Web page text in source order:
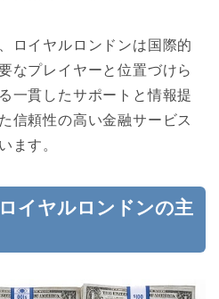
ロイヤルロンドンは国際的
なプレイヤーと位置づけら
一貫したサポートと情報提
信頼性の高い金融サービス
ます。
イヤルロンドンの主